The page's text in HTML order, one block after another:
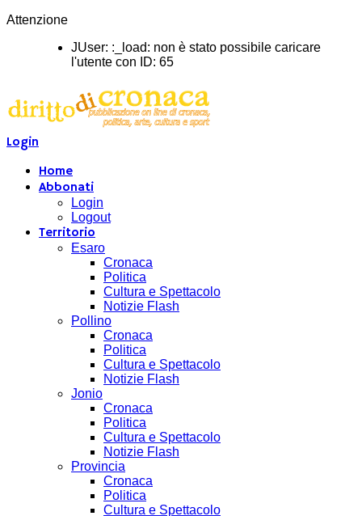
Attenzione
JUser: :_load: non è stato possibile caricare
l'utente con ID: 65
Login
Home
Abbonati
Login
Logout
Territorio
Esaro
Cronaca
Politica
Cultura e Spettacolo
Notizie Flash
Pollino
Cronaca
Politica
Cultura e Spettacolo
Notizie Flash
Jonio
Cronaca
Politica
Cultura e Spettacolo
Notizie Flash
Provincia
Cronaca
Politica
Cultura e Spettacolo